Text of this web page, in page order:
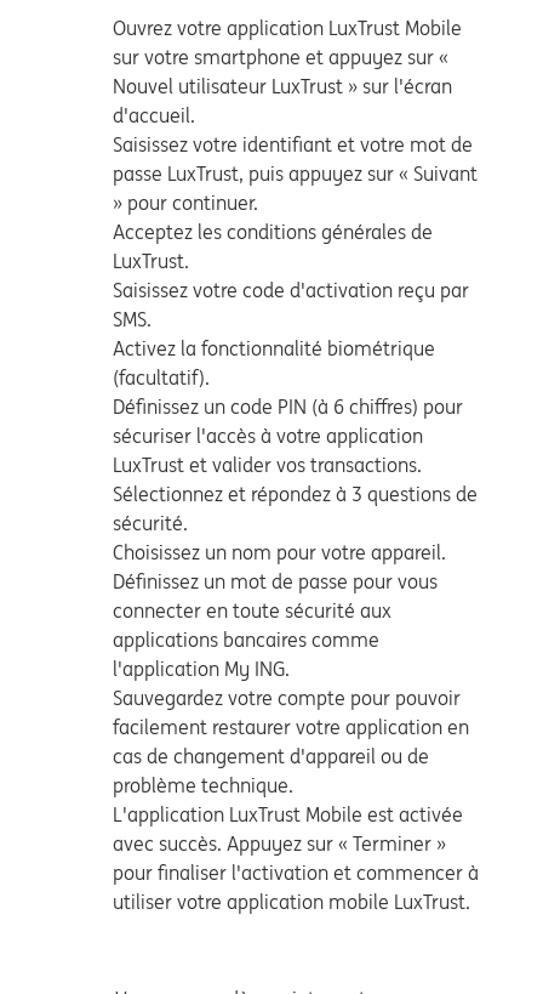
Ouvrez votre application LuxTrust Mobile
sur votre smartphone et appuyez sur «
Nouvel utilisateur LuxTrust » sur l'écran
d'accueil.
Saisissez votre identifiant et votre mot de
passe LuxTrust, puis appuyez sur « Suivant
» pour continuer.
Acceptez les conditions générales de
LuxTrust.
Saisissez votre code d'activation reçu par
SMS.
Activez la fonctionnalité biométrique
(facultatif).
Définissez un code PIN (à 6 chiffres) pour
sécuriser l'accès à votre application
LuxTrust et valider vos transactions.
Sélectionnez et répondez à 3 questions de
sécurité.
Choisissez un nom pour votre appareil.
Définissez un mot de passe pour vous
connecter en toute sécurité aux
applications bancaires comme
l'application My ING.
Sauvegardez votre compte pour pouvoir
facilement restaurer votre application en
cas de changement d'appareil ou de
problème technique.
L'application LuxTrust Mobile est activée
avec succès. Appuyez sur « Terminer »
pour finaliser l'activation et commencer à
utiliser votre application mobile LuxTrust.